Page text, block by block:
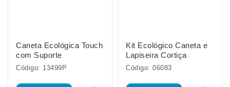
Caneta Ecológica Touch
com Suporte
Código: 13499P
Kit Ecológico Caneta e
Lapiseira Cortiça
Código: 06083